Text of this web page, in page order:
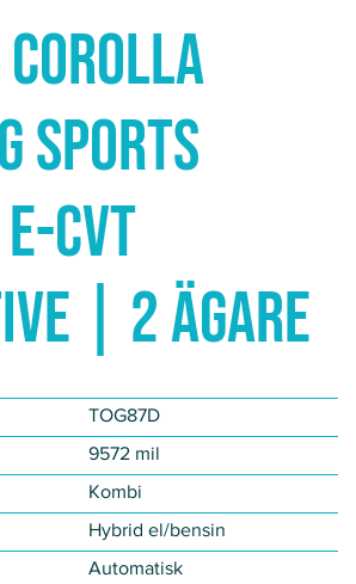
Corolla
SPORTS
CVT
| 2 ÄGARE
TOG87D
9572 mil
Kombi
Hybrid el/bensin
Automatisk